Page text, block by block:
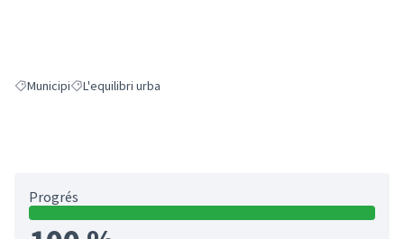
Resultats en filtrar per: Municipi
MunicipiResultats en filtrar per: L'equilibri urba
L'equilibri urba
Progrés